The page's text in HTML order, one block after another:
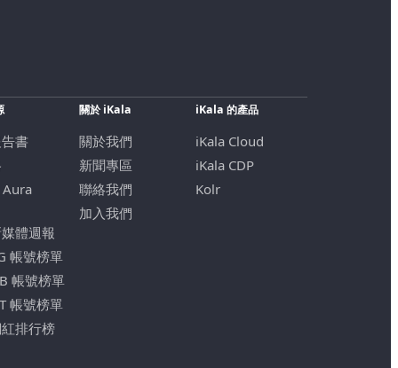
書
體週報
帳號榜單
帳號榜單
帳號榜單
排行榜
關於 iKala
關於我們
新聞專區
聯絡我們
加入我們
iKala 的產品
iKala Cloud
iKala CDP
Kolr